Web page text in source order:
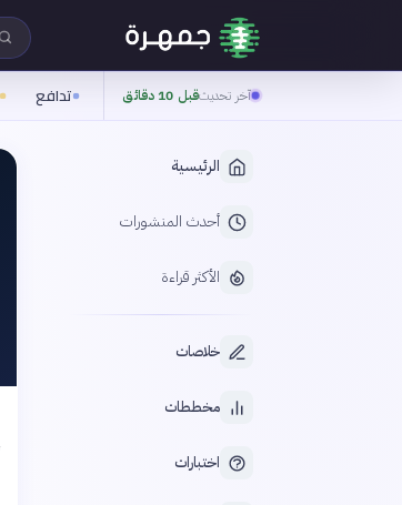
آخر تحديثقبل 10 دقائق تدافع
الرئيسية
أحدث المنشورات
الأكثر قراءة
خلاصات
مخططات
اختبارات